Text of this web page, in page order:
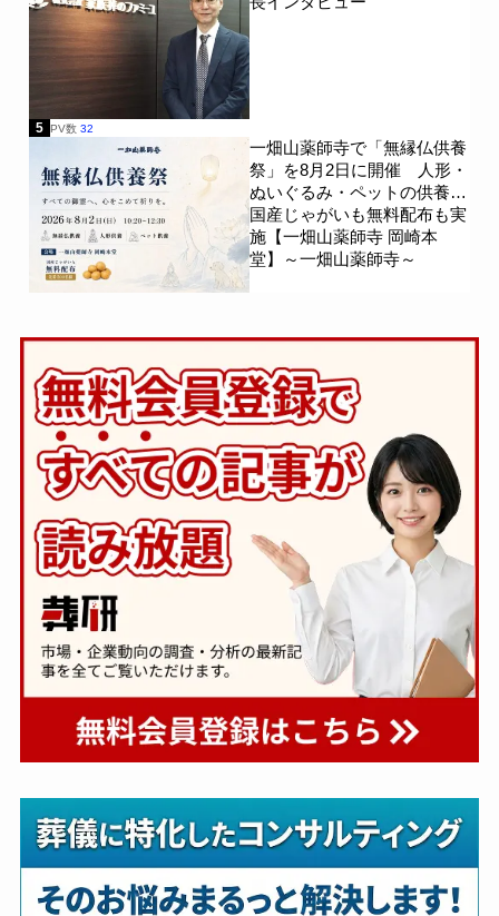
5 PV数 32
一畑山薬師寺で「無縁仏供養
祭」を8月2日に開催 人形・
ぬいぐるみ・ペットの供養、
国産じゃがいも無料配布も実
施【一畑山薬師寺 岡崎本
堂】～一畑山薬師寺～